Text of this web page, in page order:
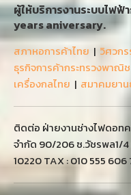
ผู้ให้บริการงานระบบไฟฟ้
years aniversary.
สภาหอการค้าไทย | วิศวก
ธุรกิจการค้ากระทรวงพาณิ
เครื่องกลไทย | สมาคมยา
ติดต่อ ฝ่ายงานช่างไฟดอท
จำกัด 90/206 ซ.วัชรพล1/4
10220 TAX : 010 555 606